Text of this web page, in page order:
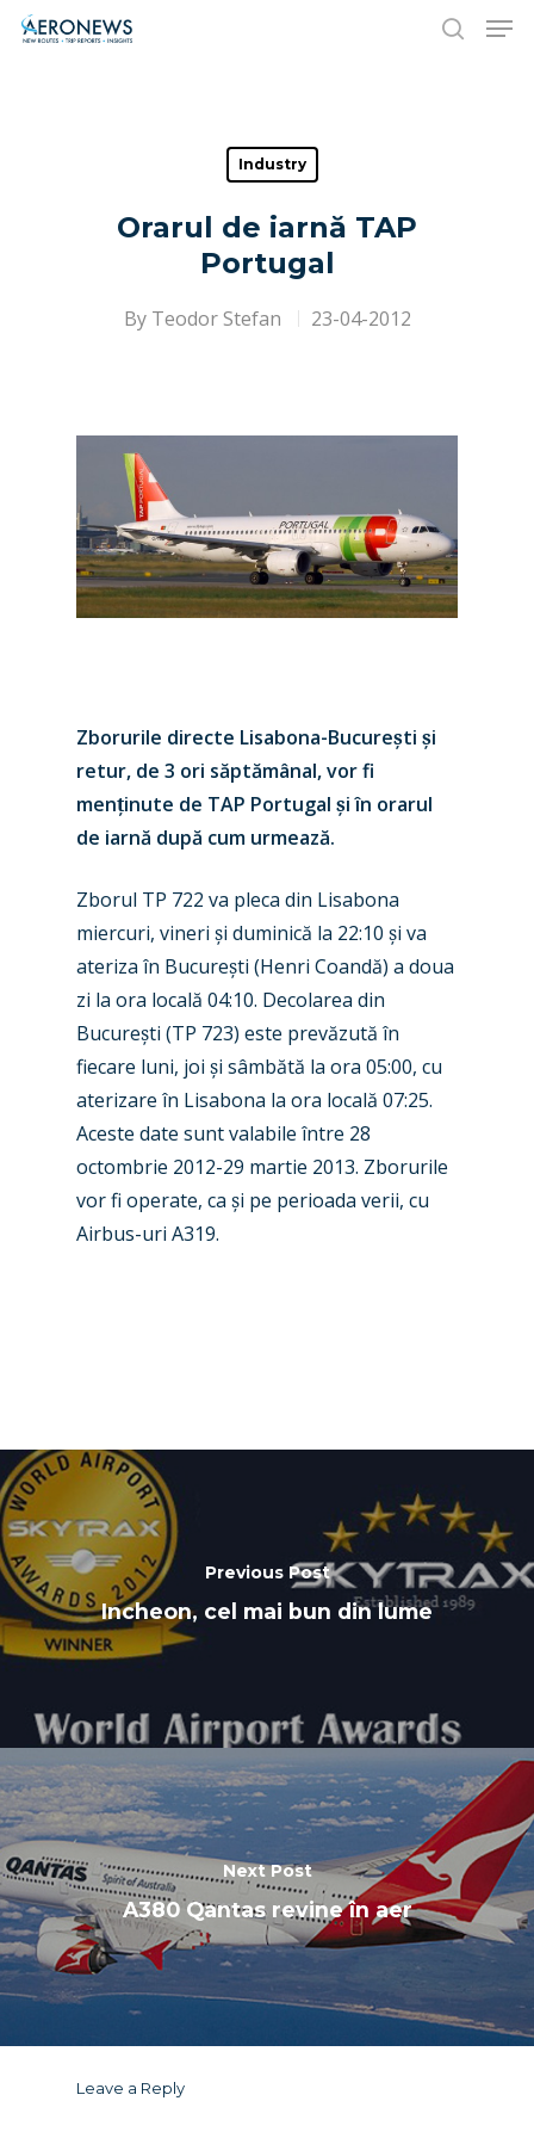
Hit enter to search or ESC to close
Industry
Orarul de iarnă TAP
Portugal
By Teodor Stefan 23-04-2012
Zborurile directe Lisabona-București și
retur, de 3 ori săptămânal, vor fi
menținute de TAP Portugal și în orarul
de iarnă după cum urmează.
Zborul TP 722 va pleca din Lisabona
miercuri, vineri și duminică la 22:10 și va
ateriza în București (Henri Coandă) a doua
zi la ora locală 04:10. Decolarea din
București (TP 723) este prevăzută în
fiecare luni, joi și sâmbătă la ora 05:00, cu
aterizare în Lisabona la ora locală 07:25.
Aceste date sunt valabile între 28
octombrie 2012-29 martie 2013. Zborurile
vor fi operate, ca și pe perioada verii, cu
Airbus-uri A319.
Previous Post
Incheon, cel mai bun din lume
Next Post
A380 Qantas revine în aer
Leave a Reply
New Routes
Industry
Accidents / Incidents
Airshows
Dubai 2025
Paris 2025
Farnborough 2024
Paris 2023
Business Jets
Military
Trip Reports